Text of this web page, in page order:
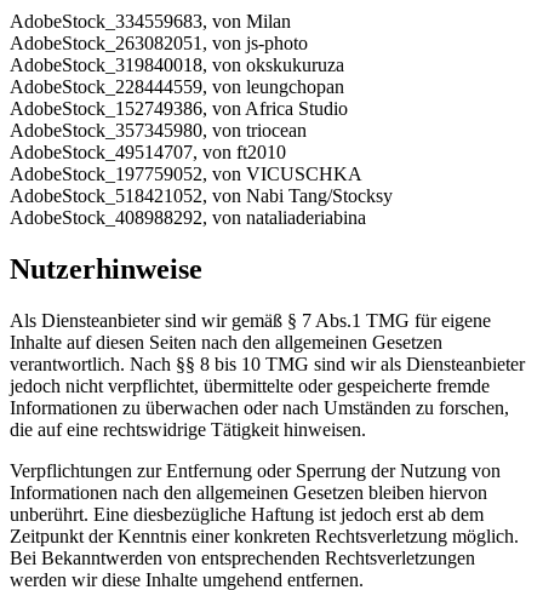
AdobeStock_334559683, von Milan
AdobeStock_263082051, von js-photo
AdobeStock_319840018, von okskukuruza
AdobeStock_228444559, von leungchopan
AdobeStock_152749386, von Africa Studio
AdobeStock_357345980, von triocean
AdobeStock_49514707, von ft2010
AdobeStock_197759052, von VICUSCHKA
AdobeStock_518421052, von Nabi Tang/Stocksy
AdobeStock_408988292, von nataliaderiabina
Nutzerhinweise
Als Diensteanbieter sind wir gemäß § 7 Abs.1 TMG für eigene
Inhalte auf diesen Seiten nach den allgemeinen Gesetzen
verantwortlich. Nach §§ 8 bis 10 TMG sind wir als Diensteanbieter
jedoch nicht verpflichtet, übermittelte oder gespeicherte fremde
Informationen zu überwachen oder nach Umständen zu forschen,
die auf eine rechtswidrige Tätigkeit hinweisen.
Verpflichtungen zur Entfernung oder Sperrung der Nutzung von
Informationen nach den allgemeinen Gesetzen bleiben hiervon
unberührt. Eine diesbezügliche Haftung ist jedoch erst ab dem
Zeitpunkt der Kenntnis einer konkreten Rechtsverletzung möglich.
Bei Bekanntwerden von entsprechenden Rechtsverletzungen
werden wir diese Inhalte umgehend entfernen.